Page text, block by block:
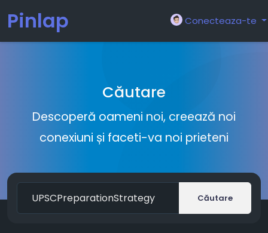
Pinlap Conecteaza-te
Căutare
Descoperă oameni noi, creează noi
conexiuni și faceti-va noi prieteni
Căutare